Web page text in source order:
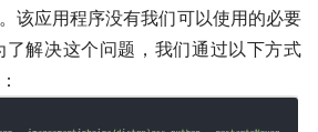
该应用程序没有我们可以使用的必要
解决这个问题，我们通过以下方式